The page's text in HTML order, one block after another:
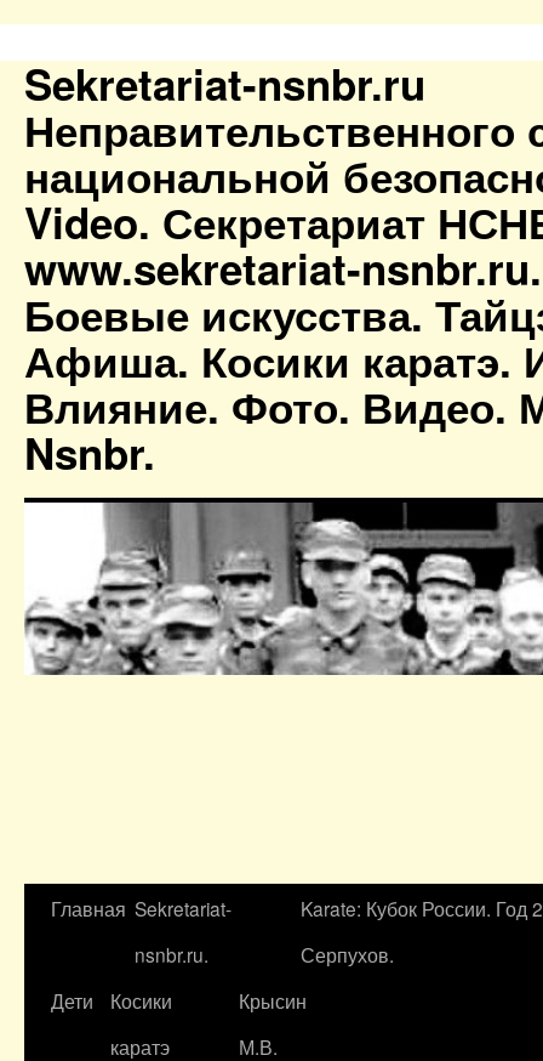
Sekretariat-nsnbr.ru
Неправительственного
национальной
Video. Секретариат
www.sekretariat-
Боевые искусства.
Афиша. Косики каратэ.
Влияние. Фото. Видео.
Nsnbr.
Главная Sekretariat-
nsnbr.ru.
Karate: Кубок России. Год
Серпухов.
Дети
Косики
каратэ
Крысин
М.В.